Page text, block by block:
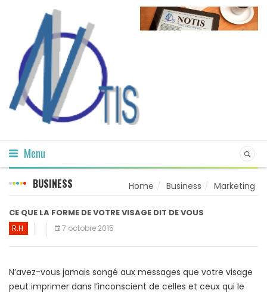
Menu
BUSINESS Home Business Marketing
CE QUE LA FORME DE VOTRE VISAGE DIT DE VOUS
R.H. 7 octobre 2015
N’avez-vous jamais songé aux messages que votre visage
peut imprimer dans l’inconscient de celles et ceux qui le